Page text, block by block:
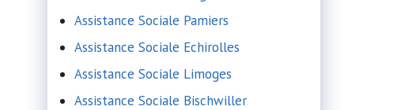
Assistance Sociale Pamiers
Assistance Sociale Echirolles
Assistance Sociale Limoges
Assistance Sociale Bischwiller